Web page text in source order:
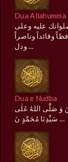
عليه وعلى
وقائداً وناصراً
ودل ...
Dua e Nudba
وَ صَلَّى اللهُ عَلٰى
سَيِّدِنَا مُحَمَّدٍ نَ ...